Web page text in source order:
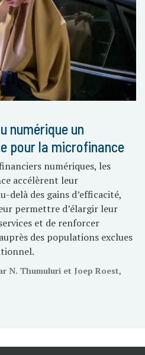
numérique un
pour la microfinance
numériques, les
accélèrent leur
des gains d’efficacité,
permettre d’élargir leur
et de renforcer
des populations exclues
N. Thumuluri et Joep Roest,